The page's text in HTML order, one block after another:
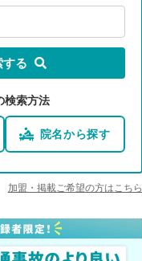
する
検索方法
院名から探す
加盟・掲載ご希望の方はこちら